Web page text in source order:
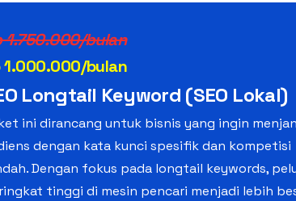
1.750.000/bulan
1.000.000/bulan
Longtail Keyword (SEO Lokal)
ini dirancang untuk bisnis yang ingin
dengan kata kunci spesifik dan kompetisi
Dengan fokus pada longtail keywords,
tinggi di mesin pencari menjadi lebih